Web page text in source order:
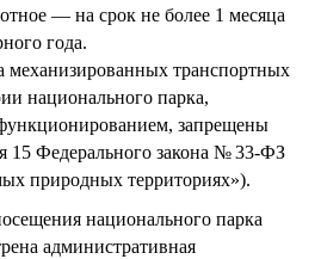
— на срок не более 1 месяца
года.
механизированных транспортных
национального парка,
запрещены
15 Федерального закона № 33-ФЗ
природных территориях»).
национального парка
административная